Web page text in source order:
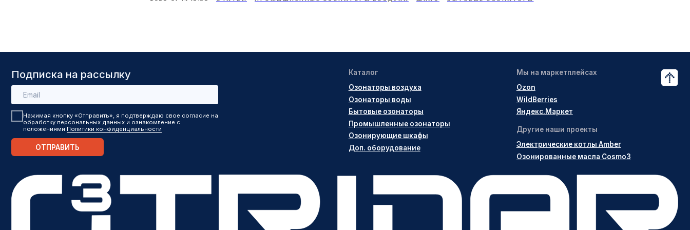
Политика в отношении обработки персональных
данных
OTRIDAR © 2020-2025
ООО "УБЕР ЭЛЕКТРО" ИНН
6166119724